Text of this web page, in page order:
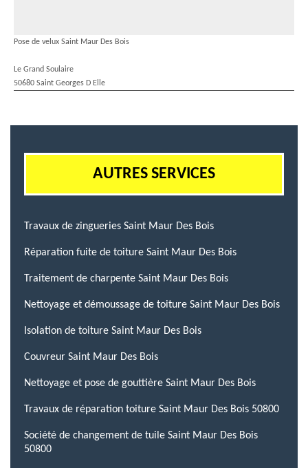
Pose de velux Saint Maur Des Bois
Le Grand Soulaire
50680 Saint Georges D Elle
AUTRES SERVICES
Travaux de zingueries Saint Maur Des Bois
Réparation fuite de toiture Saint Maur Des Bois
Traitement de charpente Saint Maur Des Bois
Nettoyage et démoussage de toiture Saint Maur Des Bois
Isolation de toiture Saint Maur Des Bois
Couvreur Saint Maur Des Bois
Nettoyage et pose de gouttière Saint Maur Des Bois
Travaux de réparation toiture Saint Maur Des Bois 50800
Société de changement de tuile Saint Maur Des Bois
50800